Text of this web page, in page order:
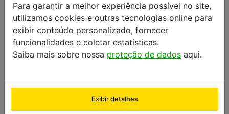
Para garantir a melhor experiência possível no site,
utilizamos cookies e outras tecnologias online para
exibir conteúdo personalizado, fornecer
funcionalidades e coletar estatísticas.
Saiba mais sobre nossa proteção de dados aqui.
Exibir detalhes
Perguntas frequentes
Esta é uma curta lista das perguntas mais frequentes.
Para obter mais informações sobre 2ndMove by
nos.